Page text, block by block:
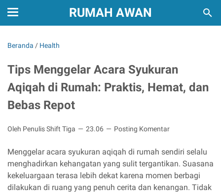
RUMAH AWAN
Beranda / Health
Tips Menggelar Acara Syukuran
Aqiqah di Rumah: Praktis, Hemat, dan
Bebas Repot
Oleh Penulis Shift Tiga 23.06 Posting Komentar
Menggelar acara syukuran aqiqah di rumah sendiri selalu
menghadirkan kehangatan yang sulit tergantikan. Suasana
kekeluargaan terasa lebih dekat karena momen berbagi
dilakukan di ruang yang penuh cerita dan kenangan. Tidak